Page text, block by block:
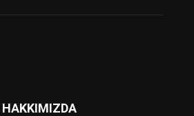
HAKKIMIZDA